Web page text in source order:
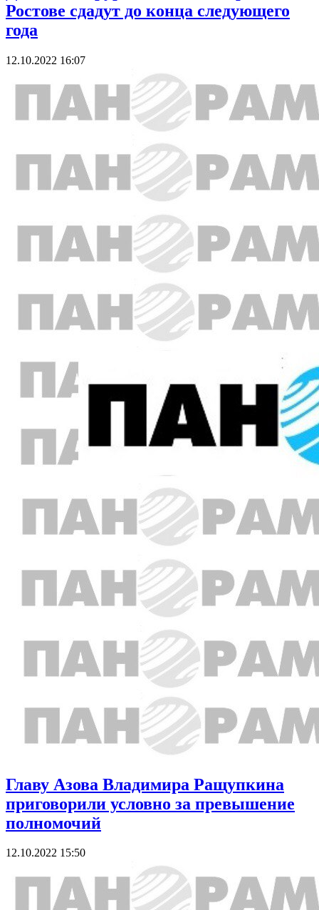
Ростове сдадут до конца следующего
года
12.10.2022 16:07
Главу Азова Владимира Ращупкина
приговорили условно за превышение
полномочий
12.10.2022 15:50